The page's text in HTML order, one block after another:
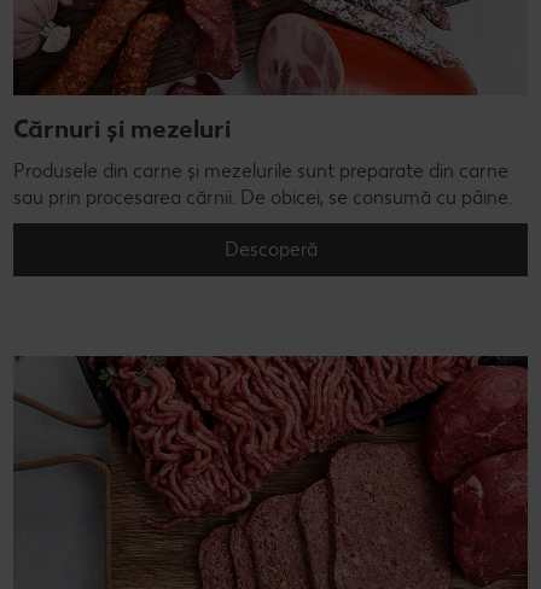
Cărnuri și mezeluri
Produsele din carne și mezelurile sunt preparate din carne
sau prin procesarea cărnii. De obicei, se consumă cu pâine.
Descoperă